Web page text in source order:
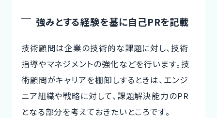
強みとする経験を基に自己PRを記載
技術顧問は企業の技術的な課題に対し、技術
指導やマネジメントの強化などを行います。技
術顧問がキャリアを棚卸しするときは、エンジ
ニア組織や戦略に対して、課題解決能力のPR
となる部分を考えておきたいところです。